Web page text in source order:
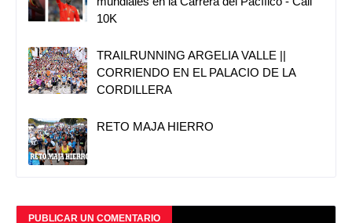
10K
TRAILRUNNING ARGELIA VALLE ||
CORRIENDO EN EL PALACIO DE LA
CORDILLERA
RETO MAJA HIERRO
PUBLICAR UN COMENTARIO